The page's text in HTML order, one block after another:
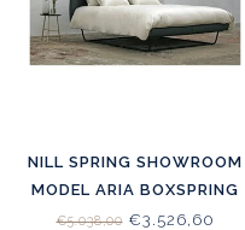
NILL SPRING SHOWROOM
MODEL ARIA BOXSPRING
METALEN FRAME +
€5.038,00€3.526,60